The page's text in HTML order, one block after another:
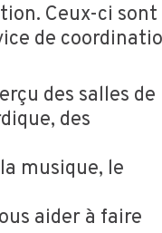
Ceux-ci sont
de
des salles de
des
musique, le
aider à faire